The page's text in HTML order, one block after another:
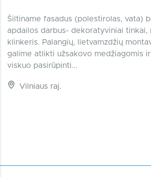
Šiltiname fasadus (polestirolas, vata)
apdailos darbus- dekoratyviniai tinkai,
klinkeris. Palangių, lietvamzdžių
galime atlikti užsakovo medžiagomis
viskuo pasirūpinti...
Vilniaus raj.